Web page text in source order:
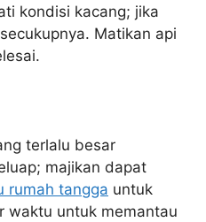
kondisi kacang; jika
Matikan api
terlalu besar
majikan dapat
rumah tangga untuk
waktu untuk memantau